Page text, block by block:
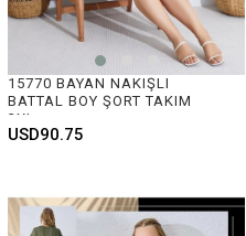
15770 BAYAN NAKIŞLI
BATTAL BOY ŞORT TAKIM
3XL
USD90.75